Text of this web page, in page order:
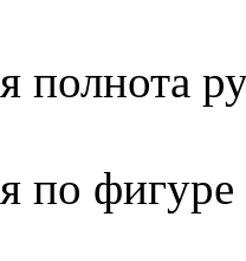
полнота
по фигуре